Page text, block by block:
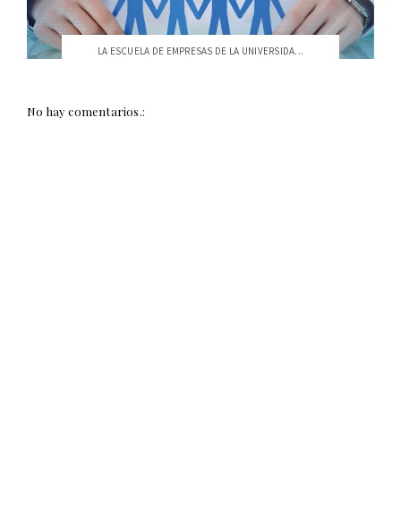
LA ESCUELA DE EMPRESAS DE LA UNIVERSIDA...
No hay comentarios.: